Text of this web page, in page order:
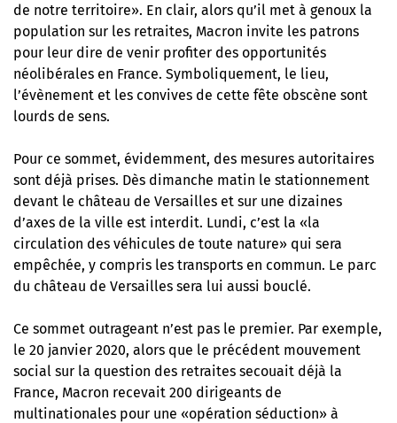
de notre territoire». En clair, alors qu’il met à genoux la
population sur les retraites, Macron invite les patrons
pour leur dire de venir profiter des opportunités
néolibérales en France. Symboliquement, le lieu,
l’évènement et les convives de cette fête obscène sont
lourds de sens.
Pour ce sommet, évidemment, des mesures autoritaires
sont déjà prises. Dès dimanche matin le stationnement
devant le château de Versailles et sur une dizaines
d’axes de la ville est interdit. Lundi, c’est la «la
circulation des véhicules de toute nature» qui sera
empêchée, y compris les transports en commun. Le parc
du château de Versailles sera lui aussi bouclé.
Ce sommet outrageant n’est pas le premier. Par exemple,
le 20 janvier 2020, alors que le précédent mouvement
social sur la question des retraites secouait déjà la
France, Macron recevait 200 dirigeants de
multinationales pour une «opération séduction» à